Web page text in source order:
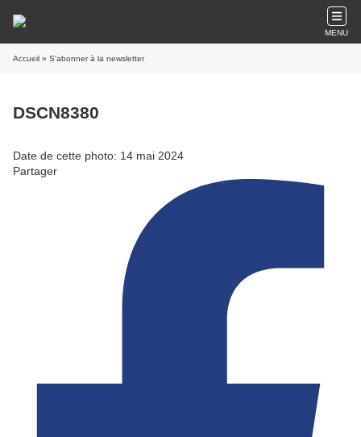
MENU
Accueil » S'abonner à la newsletter
DSCN8380
Date de cette photo: 14 mai 2024
Partager